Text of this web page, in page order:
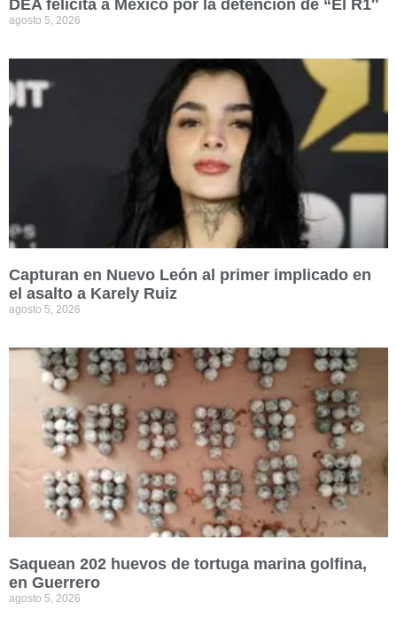
DEA felicita a México por la detención de “El R1″
agosto 5, 2026
Capturan en Nuevo León al primer implicado en
el asalto a Karely Ruiz
agosto 5, 2026
Saquean 202 huevos de tortuga marina golfina,
en Guerrero
agosto 5, 2026